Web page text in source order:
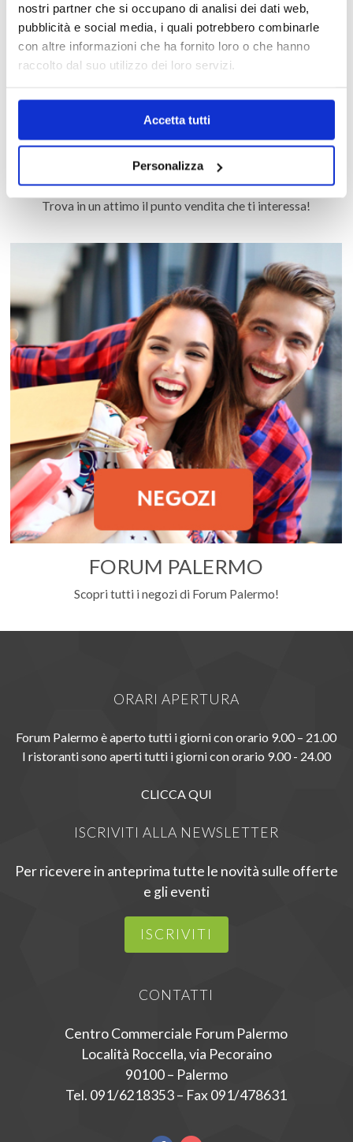
nostri partner che si occupano di analisi dei dati web,
pubblicità e social media, i quali potrebbero combinarle
con altre informazioni che ha fornito loro o che hanno
raccolto dal suo utilizzo dei loro servizi.
Accetta tutti
Personalizza
MAPPA DEL CENTRO
Trova in un attimo il punto vendita che ti interessa!
FORUM PALERMO
Scopri tutti i negozi di Forum Palermo!
ORARI APERTURA
Forum Palermo è aperto tutti i giorni con orario 9.00 – 21.00
I ristoranti sono aperti tutti i giorni con orario 9.00 - 24.00
CLICCA QUI
ISCRIVITI ALLA NEWSLETTER
Per ricevere in anteprima tutte le novità sulle offerte
e gli eventi
ISCRIVITI
CONTATTI
Centro Commerciale Forum Palermo
Località Roccella, via Pecoraino
90100 – Palermo
Tel. 091/6218353 – Fax 091/478631